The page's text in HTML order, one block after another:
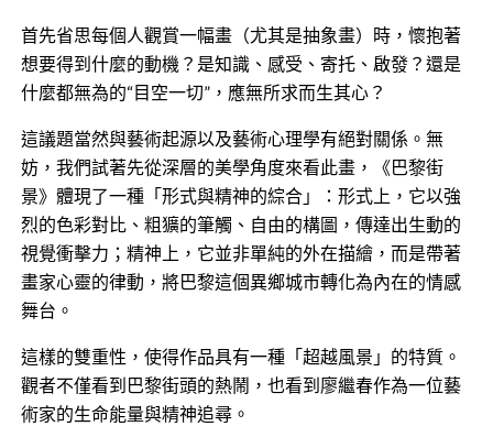
首先省思每個人觀賞一幅畫（尤其是抽象畫）時，懷抱著
想要得到什麼的動機？是知識、感受、寄托、啟發？還是
什麼都無為的“目空一切”，應無所求而生其心？
這議題當然與藝術起源以及藝術心理學有絕對關係。無
妨，我們試著先從深層的美學角度來看此畫，《巴黎街
景》體現了一種「形式與精神的綜合」：形式上，它以強
烈的色彩對比、粗獷的筆觸、自由的構圖，傳達出生動的
視覺衝擊力；精神上，它並非單純的外在描繪，而是帶著
畫家心靈的律動，將巴黎這個異鄉城市轉化為內在的情感
舞台。
這樣的雙重性，使得作品具有一種「超越風景」的特質。
觀者不僅看到巴黎街頭的熱鬧，也看到廖繼春作為一位藝
術家的生命能量與精神追尋。